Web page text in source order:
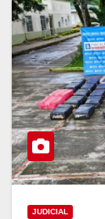
JUDICIAL